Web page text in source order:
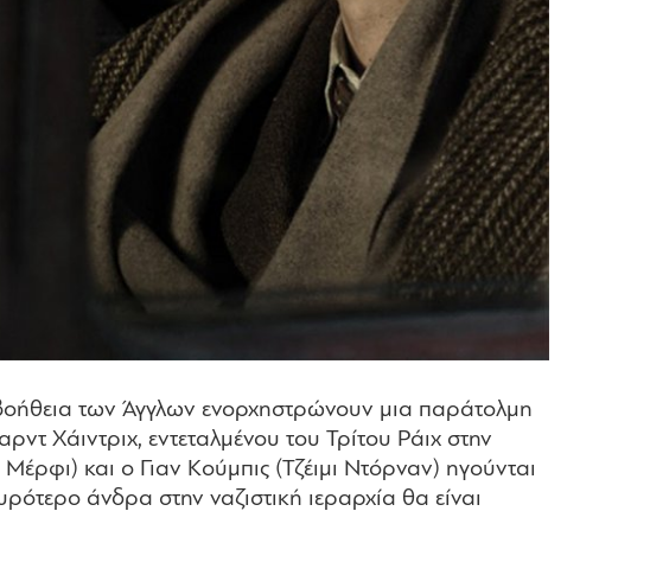
των Άγγλων ενορχηστρώνουν μια παράτολμη
Χάιντριχ, εντεταλμένου του Τρίτου Ράιχ στην
και ο Γιαν Κούμπις (Τζέιμι Ντόρναν) ηγούνται
άνδρα στην ναζιστική ιεραρχία θα είναι